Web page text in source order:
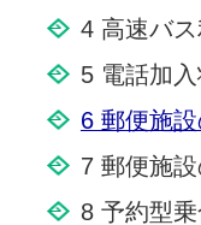
4 高速バ
5 電話加
6 郵便施
7 郵便施
8 予約型